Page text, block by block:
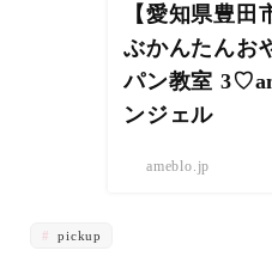
【愛知県豊田
ぶかんたんお
パン教室
ンジェル
ameblo.jp
pickup